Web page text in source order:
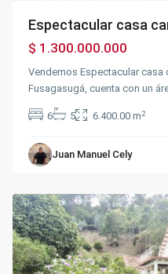
Espectacular casa
$ 1.300.000.000
Vendemos Espectacular casa
Fusagasugá, cuenta con un
6 5 6.400.00 m2
Juan Manuel Cely